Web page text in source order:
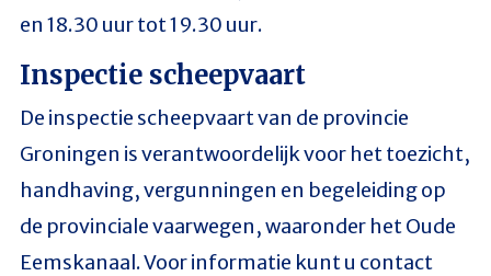
en 18.30 uur tot 19.30 uur.
Inspectie scheepvaart
De inspectie scheepvaart van de provincie
Groningen is verantwoordelijk voor het toezicht,
handhaving, vergunningen en begeleiding op
de provinciale vaarwegen, waaronder het Oude
Eemskanaal. Voor informatie kunt u contact